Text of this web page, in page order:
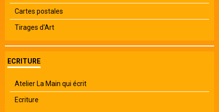
Cartes postales
Tirages d'Art
ECRITURE
Atelier La Main qui écrit
Ecriture